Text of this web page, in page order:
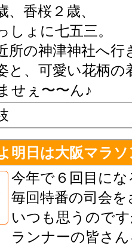
、香桜２歳、
しょに七五三。
所の神津神社へ行
と、可愛い花柄の
せぇ〜〜ん♪
明日は大阪マラソ
今年で６回目に
毎回特番の司会
いつも思うので
ランナーの皆さ